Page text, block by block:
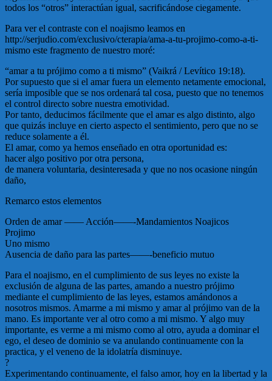
todos los “otros” interactúan igual, sacrificándose ciegamente.
Para ver el contraste con el noajismo leamos en
http://serjudio.com/exclusivo/cterapia/ama-a-tu-projimo-como-a-ti-
mismo este fragmento de nuestro moré:
“amar a tu prójimo como a ti mismo” (Vaikrá / Levítico 19:18).
Por supuesto que si el amar fuera un elemento netamente emocional,
sería imposible que se nos ordenará tal cosa, puesto que no tenemos
el control directo sobre nuestra emotividad.
Por tanto, deducimos fácilmente que el amar es algo distinto, algo
que quizás incluye en cierto aspecto el sentimiento, pero que no se
reduce solamente a él.
El amar, como ya hemos enseñado en otra oportunidad es:
hacer algo positivo por otra persona,
de manera voluntaria, desinteresada y que no nos ocasione ningún
daño,
Remarco estos elementos
Orden de amar —— Acción——-Mandamientos Noajicos
Projimo
Uno mismo
Ausencia de daño para las partes——-beneficio mutuo
Para el noajismo, en el cumplimiento de sus leyes no existe la
exclusión de alguna de las partes, amando a nuestro prójimo
mediante el cumplimiento de las leyes, estamos amándonos a
nosotros mismos. Amarme a mi mismo y amar al prójimo van de la
mano. Es importante ver al otro como a mi mismo. Y algo muy
importante, es verme a mi mismo como al otro, ayuda a dominar el
ego, el deseo de dominio se va anulando continuamente con la
practica, y el veneno de la idolatría disminuye.
?
Experimentando continuamente, el falso amor, hoy en la libertad y la